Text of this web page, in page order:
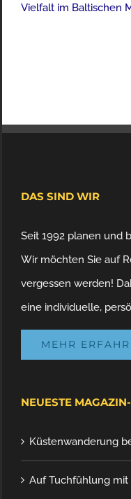
Vielfalt im Baltischen
DAS SIND WIR
Seit 1992 planen und
Wir möchten Sie auf
vergessen werden!
eine individuelle,
MEHR
NEUESTE
Küstenwanderung
Auf Tuchfühlung mit